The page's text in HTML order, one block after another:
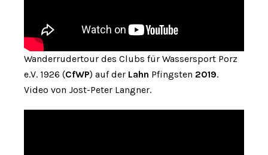
Wanderrudertour des Clubs für Wassersport Porz
e.V. 1926 (CfWP) auf der Lahn Pfingsten 2019.
Video von Jost-Peter Langner.